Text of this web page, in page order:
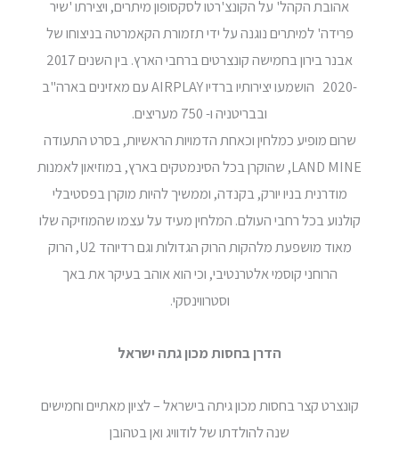
אהובת הקהל' על הקונצ'רטו לסקסופון מיתרים, ויצירתו 'שיר
פרידה' למיתרים נוגנה על ידי תזמורת הקאמרטה בניצוחו של
אבנר בירון בחמישה קונצרטים ברחבי הארץ. בין השנים 2017
-2020 הושמעו יצירותיו ברדיו AIRPLAY עם מאזינים בארה"ב
ובבריטניה ו- 750 מעריצים.
שרום מופיע כמלחין וכאחת הדמויות הראשיות, בסרט התעודה
LAND MINE, שהוקרן בכל הסינמטקים בארץ, במוזיאון לאמנות
מודרנית בניו יורק, בקנדה, וממשיך להיות מוקרן בפסטיבלי
קולנוע בכל רחבי העולם. המלחין מעיד על עצמו שהמוזיקה שלו
מאוד מושפעת מלהקות הרוק הגדולות וגם רדיוהד U2, הרוק
הרוחני קוסמי אלטרנטיבי, וכי הוא אוהב בעיקר את באך
וסטרווינסקי.
הדרן בחסות מכון גתה ישראל
קונצרט קצר בחסות מכון גיתה בישראל – לציון מאתיים וחמישים
שנה להולדתו של לודוויג ואן בטהובן